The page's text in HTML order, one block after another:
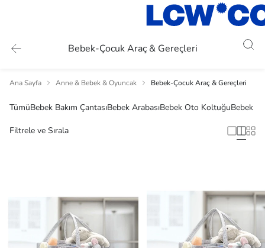
Bebek-Çocuk Araç & Gereçleri
Ana Sayfa Anne & Bebek & Oyuncak Bebek-Çocuk Araç & Gereçleri
TümüBebek Bakım ÇantasıBebek ArabasıBebek Oto KoltuğuBebek
Filtrele ve Sırala